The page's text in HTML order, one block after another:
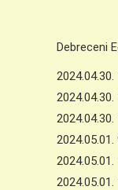
Debreceni
2024.04.30.
2024.05.01.